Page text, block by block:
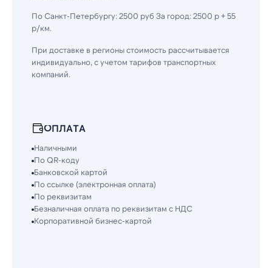
По Санкт-Петербургу: 2500 руб За город: 2500 р + 55
р/км.
При доставке в регионы стоимость рассчитывается
индивидуально, с учетом тарифов транспортных
компаний.
ОПЛАТА
Наличными
По QR-коду
Банковской картой
По ссылке (электронная оплата)
По реквизитам
Безналичная оплата по реквизитам с НДС
Корпоративной бизнес-картой